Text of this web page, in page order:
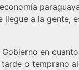
a la gente,
en
o temprano